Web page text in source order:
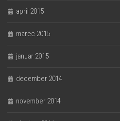
april 2015
marec 2015
januar 2015
december 2014
november 2014